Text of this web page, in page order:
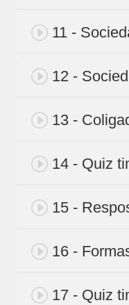
11 -
12 -
13 -
14 - Quiz
15 -
16 -
17 - Quiz